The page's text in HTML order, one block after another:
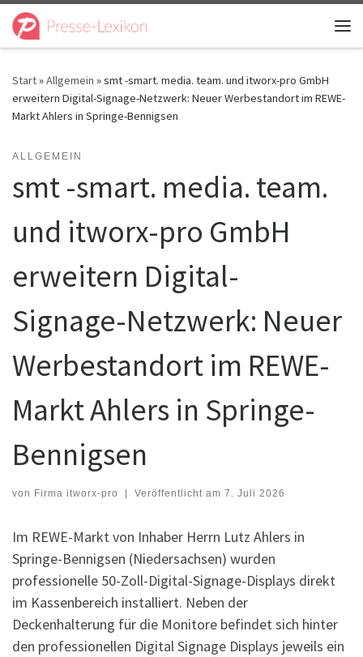
Zum Inhalt springen
Start»Allgemein »smt -smart. media. team. und itworx-pro GmbH
erweitern Digital-Signage-Netzwerk: Neuer Werbestandort im REWE-
Markt Ahlers in Springe-Bennigsen
ALLGEMEIN
smt -smart. media. team.
und itworx-pro GmbH
erweitern Digital-
Signage-Netzwerk: Neuer
Werbestandort im REWE-
Markt Ahlers in Springe-
Bennigsen
von Firma itworx-pro | Veröffentlicht am 7. Juli 2026
Im REWE-Markt von Inhaber Herrn Lutz Ahlers in
Springe-Bennigsen (Niedersachsen) wurden
professionelle 50-Zoll-Digital-Signage-Displays direkt
im Kassenbereich installiert. Neben der
Deckenhalterung für die Monitore befindet sich hinter
den professionellen Digital Signage Displays jeweils ein